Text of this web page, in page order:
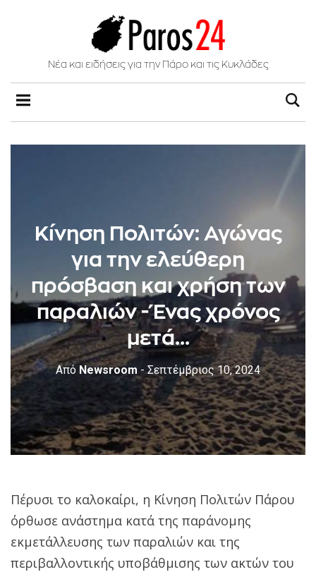
Νέα και ειδήσεις για την Πάρο και τις Κυκλάδες
Κίνηση Πολιτών: Αγώνας
για την ελεύθερη
πρόσβαση και χρήση των
παραλιών - Ένας χρόνος
μετά...
Από Newsroom - Σεπτέμβριος 10, 2024
Πέρυσι το καλοκαίρι, η Κίνηση Πολιτών Πάρου
όρθωσε ανάστημα κατά της παράνομης
εκμετάλλευσης των παραλιών και της
περιβαλλοντικής υποβάθμισης των ακτών του